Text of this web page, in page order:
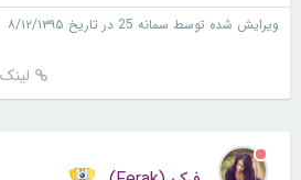
ویرایش شده توسط سمانه 25 در تاریخ ۸/۱۲/۱۳۹۵ ۱۳:۰۶